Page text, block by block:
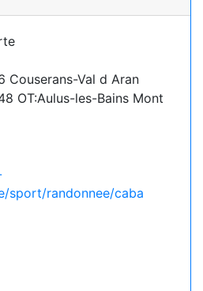
Couserans-Val d Aran
OT:Aulus-les-Bains Mont
sport/randonnee/caba